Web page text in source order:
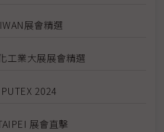
展會精選
工業大展展會精選
2024
展會直擊